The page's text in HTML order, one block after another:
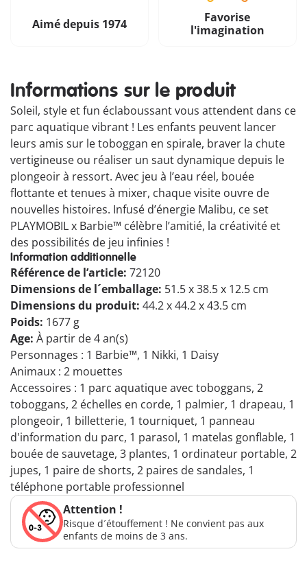
Aimé depuis 1974
Favorise
l'imagination
Informations sur le produit
Soleil, style et fun éclaboussant vous attendent dans ce
parc aquatique vibrant ! Les enfants peuvent lancer
leurs amis sur le toboggan en spirale, braver la chute
vertigineuse ou réaliser un saut dynamique depuis le
plongeoir à ressort. Avec jeu à l’eau réel, bouée
flottante et tenues à mixer, chaque visite ouvre de
nouvelles histoires. Infusé d’énergie Malibu, ce set
PLAYMOBIL x Barbie™ célèbre l’amitié, la créativité et
des possibilités de jeu infinies !
Information additionnelle
Référence de l’article: 72120
Dimensions de l´emballage: 51.5 x 38.5 x 12.5 cm
Dimensions du produit: 44.2 x 44.2 x 43.5 cm
Poids: 1677 g
Age: À partir de 4 an(s)
Personnages : 1 Barbie™, 1 Nikki, 1 Daisy
Animaux : 2 mouettes
Accessoires : 1 parc aquatique avec toboggans, 2
toboggans, 2 échelles en corde, 1 palmier, 1 drapeau, 1
plongeoir, 1 billetterie, 1 tourniquet, 1 panneau
d'information du parc, 1 parasol, 1 matelas gonflable, 1
bouée de sauvetage, 3 plantes, 1 ordinateur portable, 2
jupes, 1 paire de shorts, 2 paires de sandales, 1
téléphone portable professionnel
Attention !
Risque d´étouffement ! Ne convient pas aux
enfants de moins de 3 ans.